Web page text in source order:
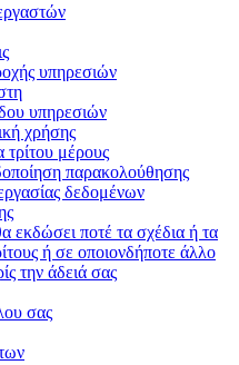
υπηρεσιών
υπηρεσιών
χρήσης
τρίτου μέρους
παρακολούθησης
δεδομένων
εκδώσει ποτέ τα σχέδια ή τα
ή σε οποιονδήποτε άλλο
την άδειά σας
σας